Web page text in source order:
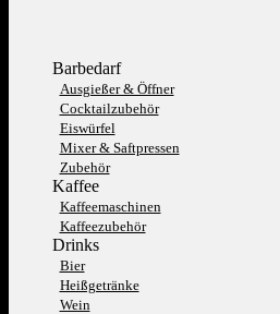
Barbedarf
Ausgießer & Öffner
Cocktailzubehör
Eiswürfel
Mixer & Saftpressen
Zubehör
Kaffee
Kaffeemaschinen
Kaffeezubehör
Drinks
Bier
Heißgetränke
Wein